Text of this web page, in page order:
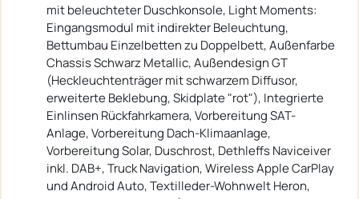
mit beleuchteter Duschkonsole, Light Moments:
Eingangsmodul mit indirekter Beleuchtung,
Bettumbau Einzelbetten zu Doppelbett, Außenfarbe
Chassis Schwarz Metallic, Außendesign GT
(Heckleuchtenträger mit schwarzem Diffusor,
erweiterte Beklebung, Skidplate "rot"), Integrierte
Einlinsen Rückfahrkamera, Vorbereitung SAT-
Anlage, Vorbereitung Dach-Klimaanlage,
Vorbereitung Solar, Duschrost, Dethleffs Naviceiver
inkl. DAB+, Truck Navigation, Wireless Apple CarPlay
und Android Auto, Textilleder-Wohnwelt Heron,